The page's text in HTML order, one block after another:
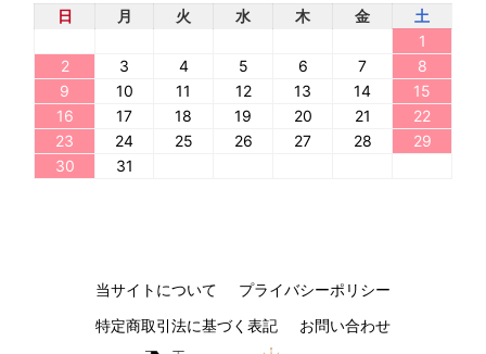
日 月 火 水 木 金
土
1
2
3 4 5 6 7
8
9
10 11 12 13 14
15
16
17 18 19 20 21
22
23
24 25 26 27 28
29
30
31
当サイトについて
プライバシーポリシー
特定商取引法に基づく表記
お問い合わせ